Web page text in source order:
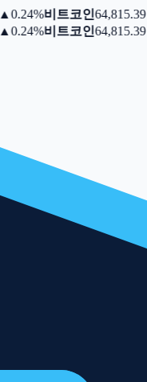
0.24%비트코인64,815.39▲
0.24%비트코인64,815.39▲